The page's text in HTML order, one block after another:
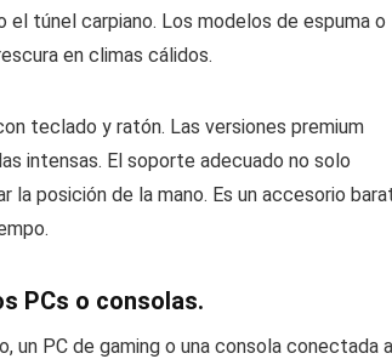
túnel carpiano. Los modelos de espuma o
en climas cálidos.
teclado y ratón. Las versiones premium
intensas. El soporte adecuado no solo
la posición de la mano. Es un accesorio
PCs o consolas.
un PC de gaming o una consola conectada